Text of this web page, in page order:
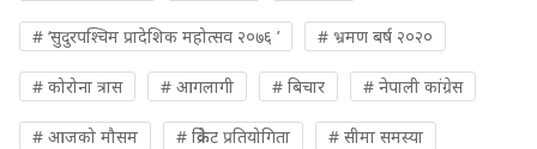
# ‘सुदुरपश्चिम प्रादेशिक महोत्सव २०७६ ’ # भ्रमण बर्ष २०२०
# कोरोना त्रास # आगलागी # बिचार # नेपाली कांग्रेस
# आजको मौसम # क्रिकेट प्रतियोगिता # सीमा समस्या